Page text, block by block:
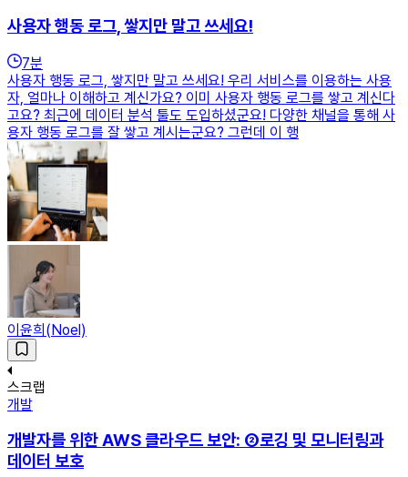
사용자 행동 로그, 쌓지만 말고 쓰세요!
7분
사용자 행동 로그, 쌓지만 말고 쓰세요! 우리 서비스를 이용하는 사용
자, 얼마나 이해하고 계신가요? 이미 사용자 행동 로그를 쌓고 계신다
고요? 최근에 데이터 분석 툴도 도입하셨군요! 다양한 채널을 통해 사
용자 행동 로그를 잘 쌓고 계시는군요? 그런데 이 행
이윤희(Noel)
스크랩
개발
개발자를 위한 AWS 클라우드 보안: ②로깅 및 모니터링과
데이터 보호